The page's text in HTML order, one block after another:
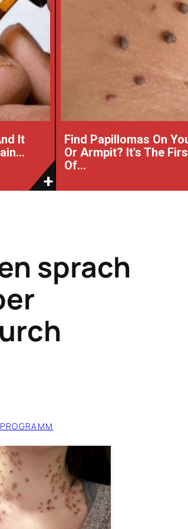
It
Find Papillomas On
Or Armpit? It's The
Of...
sprach